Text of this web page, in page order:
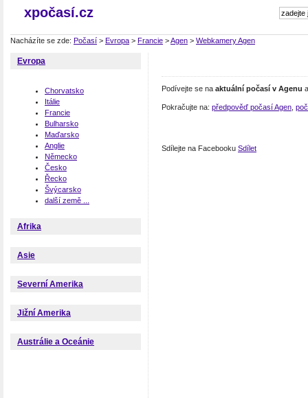
xpočasí.cz
Nacházíte se zde: Počasí > Evropa > Francie >Agen > Webkamery Agen
Evropa
Chorvatsko
Itálie
Francie
Bulharsko
Maďarsko
Anglie
Německo
Česko
Řecko
Švýcarsko
další země ...
Afrika
Asie
Severní Amerika
Jižní Amerika
Austrálie a Oceánie
Podívejte se na aktuální počasí v Agenu
Pokračujte na: předpověď počasí Agen
Sdílejte na Facebooku Sdílet